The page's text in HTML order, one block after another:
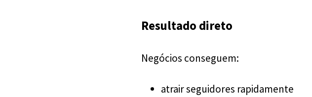
Resultado direto
Negócios conseguem:
atrair seguidores rapidamente